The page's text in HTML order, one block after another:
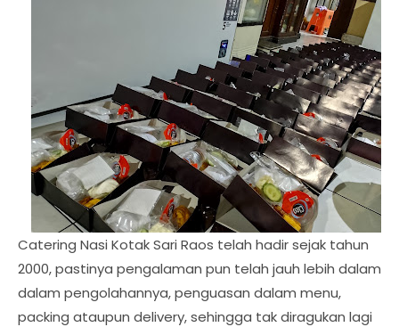
Catering Nasi Kotak Sari Raos telah hadir sejak tahun
2000, pastinya pengalaman pun telah jauh lebih dalam
dalam pengolahannya, penguasan dalam menu,
packing ataupun delivery, sehingga tak diragukan lagi